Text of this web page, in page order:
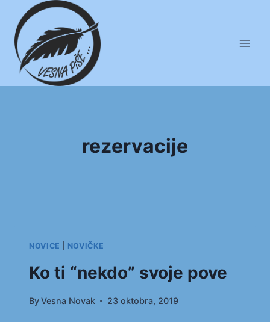
content
rezervacije
NOVICE NOVIČKE
Ko ti “nekdo” svoje pove
ByVesna Novak 23 oktobra, 2019